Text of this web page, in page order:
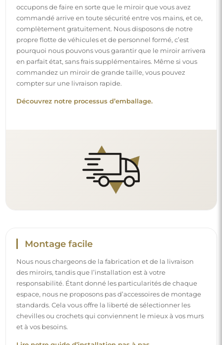
Montage facile
Nous nous chargeons de la fabrication et de la livraison
des miroirs, tandis que l’installation est à votre
responsabilité. Étant donné les particularités de chaque
espace, nous ne proposons pas d’accessoires de montage
standards. Cela vous offre la liberté de sélectionner les
chevilles ou crochets qui conviennent le mieux à vos murs
Nettoyage et entretien
Pour maintenir un éclat optimal, il suffit d’un chiffon en
microfibre et d’eau chaude. Si vous optez pour des
produits spécifiques, veillez à ce qu’ils aient un pH neutre
(autour de 7). Évitez les nettoyants puissants contenant du
vinaigre, de l’ammoniaque ou des acides forts – cela